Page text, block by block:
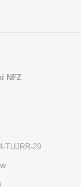
NFZ
TUJRR-29